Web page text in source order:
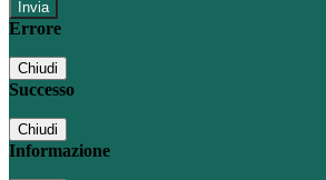
Errore
Chiudi
Successo
Chiudi
Informazione